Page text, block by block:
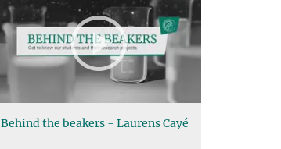
Behind the beakers - Laurens Cayé